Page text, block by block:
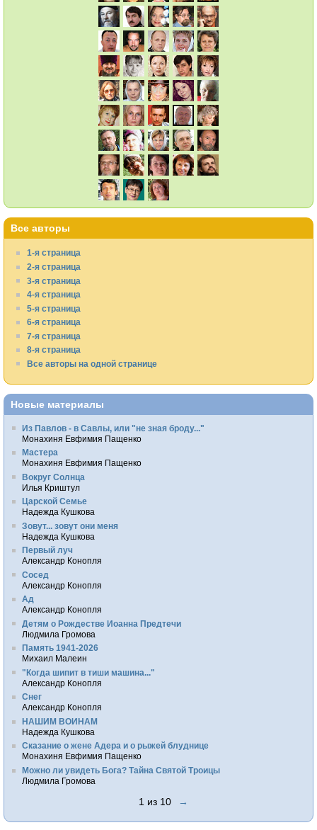
Все авторы
1-я страница
2-я страница
3-я страница
4-я страница
5-я страница
6-я страница
7-я страница
8-я страница
Все авторы на одной странице
Новые материалы
Из Павлов - в Савлы, или "не зная броду..."
Монахиня Евфимия Пащенко
Мастера
Монахиня Евфимия Пащенко
Вокруг Солнца
Илья Криштул
Царской Семье
Надежда Кушкова
Зовут... зовут они меня
Надежда Кушкова
Первый луч
Александр Конопля
Сосед
Александр Конопля
Ад
Александр Конопля
Детям о Рождестве Иоанна Предтечи
Людмила Громова
Память 1941-2026
Михаил Малеин
"Когда шипит в тиши машина..."
Александр Конопля
Снег
Александр Конопля
НАШИМ ВОИНАМ
Надежда Кушкова
Сказание о жене Адера и о рыжей блуднице
Монахиня Евфимия Пащенко
Можно ли увидеть Бога? Тайна Святой Троицы
Людмила Громова
1 из 10 →